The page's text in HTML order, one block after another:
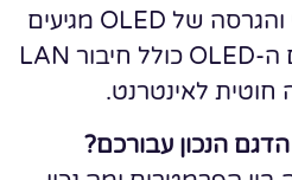
בנוסף, הדגם הקלאסי והגרסה של OLED מגיעים
עם מעגן המגיע עם דגם ה-OLED כולל חיבור LAN
לאינטרנט.
הנכון עבורכם?